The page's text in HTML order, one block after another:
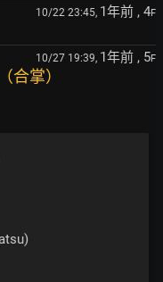
10/22 23:45, 1年前 , 4F
10/27 19:39, 1年前 , 5F
合掌）